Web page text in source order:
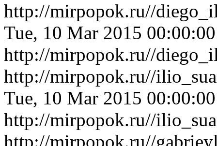
http://mirpopok.ru//
Tue, 10 Mar 2015
http://mirpopok.ru//
http://mirpopok.ru//
Tue, 10 Mar 2015
http://mirpopok.ru//
http://mirpopok.ru//